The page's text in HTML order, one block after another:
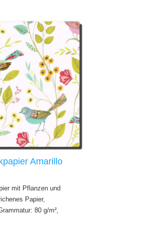
Amarillo
mit Pflanzen und
Papier,
80 g/m²,